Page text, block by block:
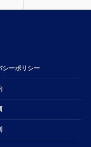
シーポリシー